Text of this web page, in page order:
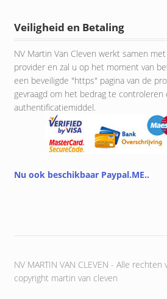
Veiligheid en Betaling
NV Martin Van Cleven werkt samen
provider en zal u op het moment van
een beveiligde "https" pagina van de
gevraagd om het bedrag te
authentificatiemiddel.
Nu ook beschikbaar Paypal.ME..
NV MARTIN VAN CLEVEN - Alle
copyright martin van cleven